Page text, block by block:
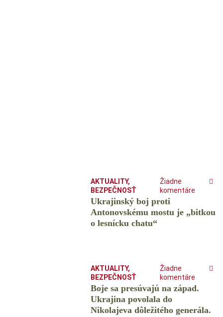
AKTUALITY,
BEZPEČNOSŤ
Žiadne
komentáre
Ukrajinský boj proti
Antonovskému mostu je „bitkou
o lesnícku chatu“
AKTUALITY,
BEZPEČNOSŤ
Žiadne
komentáre
Boje sa presúvajú na západ.
Ukrajina povolala do
Nikolajeva dôležitého generála.